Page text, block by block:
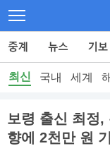
최신 국내 세계
보령 출신 최정,
향에 2천만 원